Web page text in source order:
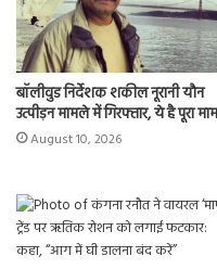
बॉलीवुड निर्देशक शकील नूरानी यौन
उत्पीड़न मामले में गिरफ्तार, ये है पूरा
August 10, 2026